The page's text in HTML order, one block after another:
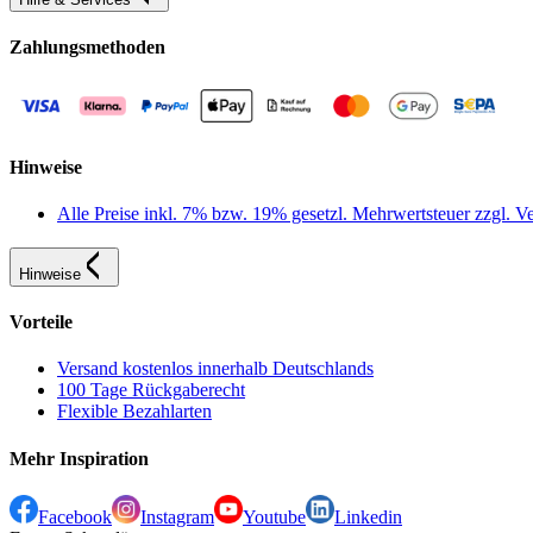
Zahlungsmethoden
Hinweise
Alle Preise inkl. 7% bzw. 19% gesetzl. Mehrwertsteuer zzgl.
Hinweise
Vorteile
Versand kostenlos innerhalb Deutschlands
100 Tage Rückgaberecht
Flexible Bezahlarten
Mehr Inspiration
Facebook Instagram Youtube
Linkedin